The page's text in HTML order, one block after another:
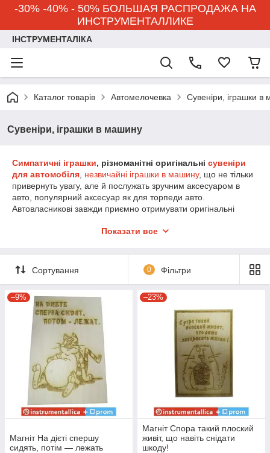
-30% -40% - 50% БОЛЬШАЯ РАСПРОДАЖА НА
ИНСТРУМЕНТАЛЛИКЕ
ІНСТРУМЕНТАЛІКА
Каталог товарів Автомелочевка Сувеніри, іграшки в
Сувеніри, іграшки в машину
Симпатичні іграшки, різноманітні оригінальні сувеніри
для автомобіля незвичайні іграшки в машину, що не тільки
привернуть увагу, але й послужать зручним аксесуаром в
авто, популярний аксесуар як для торпеди авто.
Автовласникові завжди приємно отримувати оригінальні
сувеніри для створення затишку і
Україні.
Показати все
Сортування 0 Фільтри
–9%
Магніт На дієті спершу
сидять, потім — лежать
–23%
Магніт Спора такий плоский
живіт, що навіть снідати
шкоду!